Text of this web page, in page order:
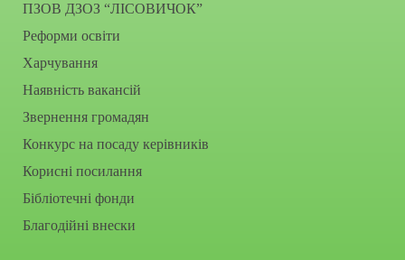
ПЗОВ ДЗОЗ “ЛІСОВИЧОК”
Реформи освіти
Харчування
Наявність вакансій
Звернення громадян
Конкурс на посаду керівників
Корисні посилання
Бібліотечні фонди
Благодійні внески